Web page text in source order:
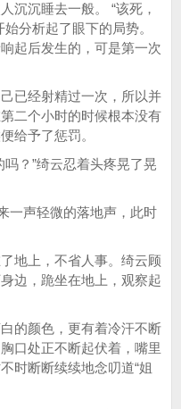
沉沉睡去一般。 “该死，
分析起了眼下的局势。
起后发生的，可是第一次
经射精过一次，所以并
二个小时的时候根本没有
给予了惩罚。
？”绮云忍着头疼晃了晃
声轻微的落地声，此时
上，不省人事。绮云顾
边，跪坐在地上，观察起
颜色，更有着冷汗不断
口处正不断起伏着，嘴里
时断断续续地念叨道“姐